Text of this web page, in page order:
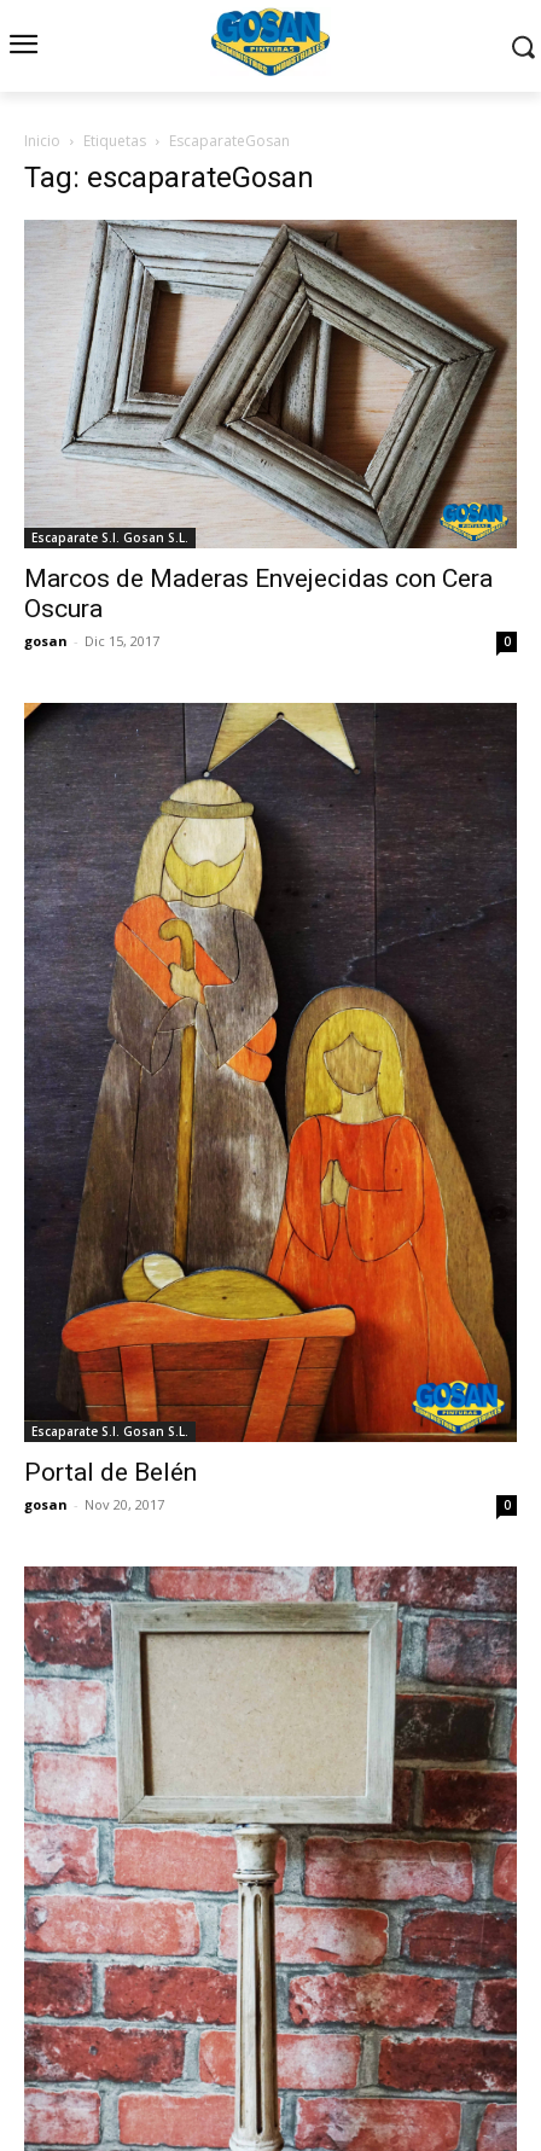
Inicio Etiquetas EscaparateGosan
Tag: escaparateGosan
Escaparate S.I. Gosan S.L.
Marcos de Maderas Envejecidas con Cera
Oscura
gosan - Dic 15, 2017 0
Escaparate S.I. Gosan S.L.
Portal de Belén
gosan - Nov 20, 2017 0